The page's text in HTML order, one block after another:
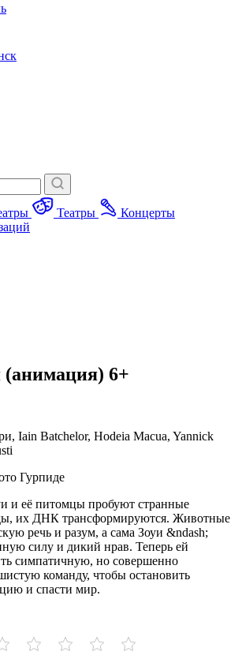
Театры
Концерты
6+
Iain Batchelor, Hodeia Macua, Yannick
Гурпиде
и её питомцы пробуют странные
их ДНК трансформируются. Животные
речь и разум, а сама Зоуи &ndash;
силу и дикий нрав. Теперь ей
симпатичную, но совершенно
команду, чтобы остановить
и спасти мир.